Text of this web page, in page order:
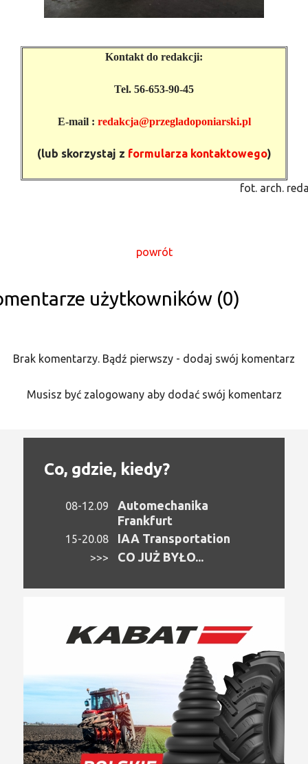
Kontakt do redakcji:
Tel. 56-653-90-45
E-mail : redakcja@przegladoponiarski.pl
(lub skorzystaj z formularza kontaktowego)
fot. arch.
powrót
użytkowników (0)
Brak komentarzy. Bądź pierwszy - dodaj swój komentarz
Musisz być zalogowany aby dodać swój komentarz
Co, gdzie, kiedy?
08-12.09
Automechanika
Frankfurt
15-20.08 IAA Transportation
>>> CO JUŻ BYŁO...